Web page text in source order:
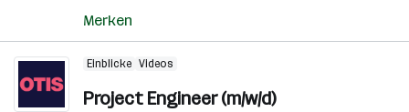
Merken
Einblicke Videos
Project Engineer (m/w/d)